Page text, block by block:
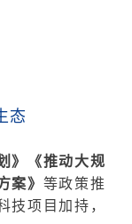
态
》《推动大规
案》 等政策推
技项目加持，